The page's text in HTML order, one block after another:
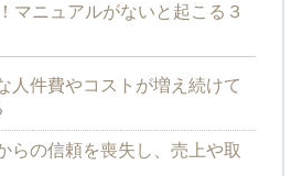
マニュアルがないと起こる３
人件費やコストが増え続けて
らの信頼を喪失し、売上や取